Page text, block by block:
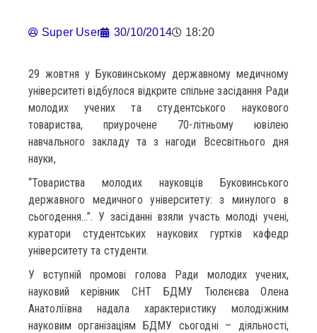
Super User 30/10/2014 18:20
29 жовтня у Буковинському державному медичному
університеті відбулося відкрите спільне засідання Ради
молодих учених та студентського наукового
товариства, приурочене 70-літньому ювілею
навчального закладу та з нагоди Всесвітнього дня
науки,
“Товариства молодих науковців Буковинського
державного медичного університету: з минулого в
сьогодення…”. У засіданні взяли участь молоді учені,
куратори студентських наукових гуртків кафедр
університету та студенти.
У вступній промові голова Ради молодих учених,
науковий керівник СНТ БДМУ Тюлєнєва Олена
Анатоліївна надала характеристику молодіжним
науковим організаціям БДМУ сьогодні – діяльності,